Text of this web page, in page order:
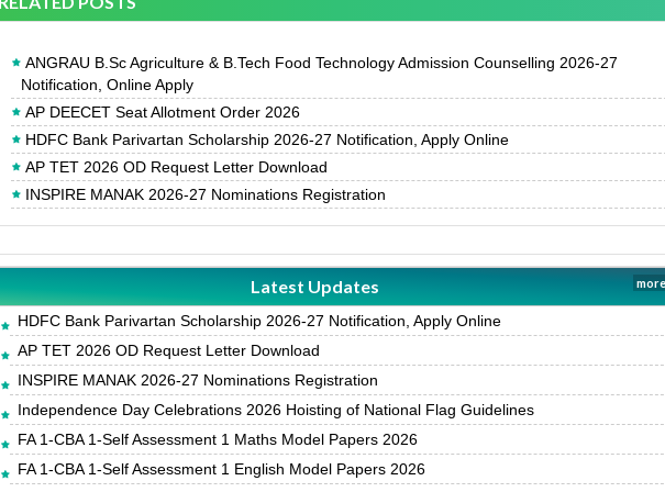
ANGRAU B.Sc Agriculture & B.Tech Food Technology Admission Counselling 2026-27
Notification, Online Apply
AP DEECET Seat Allotment Order 2026
HDFC Bank Parivartan Scholarship 2026-27 Notification, Apply Online
AP TET 2026 OD Request Letter Download
INSPIRE MANAK 2026-27 Nominations Registration
Latest Updates
HDFC Bank Parivartan Scholarship 2026-27 Notification, Apply Online
AP TET 2026 OD Request Letter Download
INSPIRE MANAK 2026-27 Nominations Registration
Independence Day Celebrations 2026 Hoisting of National Flag Guidelines
FA 1-CBA 1-Self Assessment 1 Maths Model Papers 2026
FA 1-CBA 1-Self Assessment 1 English Model Papers 2026